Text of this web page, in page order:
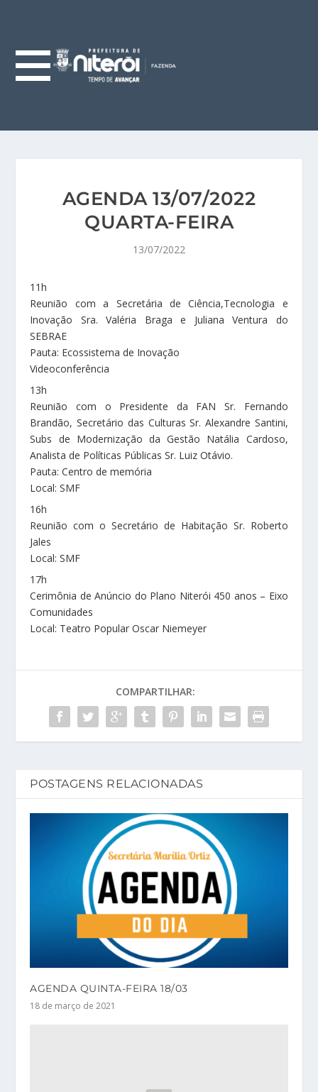
AGENDA 13/07/2022
QUARTA-FEIRA
13/07/2022
11h
Reunião com a Secretária de Ciência,Tecnologia e
Inovação Sra. Valéria Braga e Juliana Ventura do
SEBRAE
Pauta: Ecossistema de Inovação
Videoconferência
13h
Reunião com o Presidente da FAN Sr. Fernando
Brandão, Secretário das Culturas Sr. Alexandre Santini,
Subs de Modernização da Gestão Natália Cardoso,
Analista de Políticas Públicas Sr. Luiz Otávio.
Pauta: Centro de memória
Local: SMF
16h
Reunião com o Secretário de Habitação Sr. Roberto
Jales
Local: SMF
17h
Cerimônia de Anúncio do Plano Niterói 450 anos – Eixo
Comunidades
Local: Teatro Popular Oscar Niemeyer
COMPARTILHAR:
POSTAGENS RELACIONADAS
AGENDA QUINTA-FEIRA 18/03
18 de março de 2021